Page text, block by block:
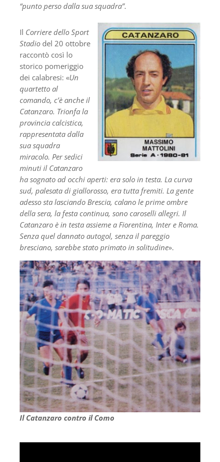
“punto perso dalla sua squadra”.
Il Corriere dello Sport
Stadio del 20 ottobre
raccontò così lo
storico pomeriggio
dei calabresi: «Un
quartetto al
comando, c’è anche il
Catanzaro. Trionfa la
provincia calcistica,
rappresentata dalla
sua squadra
miracolo. Per sedici
minuti il Catanzaro
ha sognato ad occhi aperti: era solo in testa. La curva
sud, palesata di giallorosso, era tutta fremiti. La gente
adesso sta lasciando Brescia, calano le prime ombre
della sera, la festa continua, sono caroselli allegri. Il
Catanzaro è in testa assieme a Fiorentina, Inter e Roma.
Senza quel dannato autogol, senza il pareggio
bresciano, sarebbe stato primato in solitudine».
Il Catanzaro contro il Como